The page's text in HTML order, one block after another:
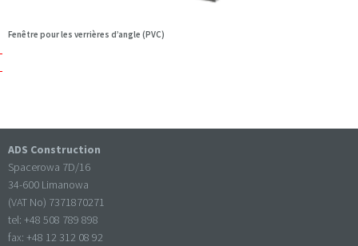
Fenêtre pour les verrières d’angle (PVC)
ADS Construction
Spacerowa 7D/16
34-600 Limanowa
(VAT No) 7371870271
tel: +48 508 789 898
fax: +48 12 312 08 92